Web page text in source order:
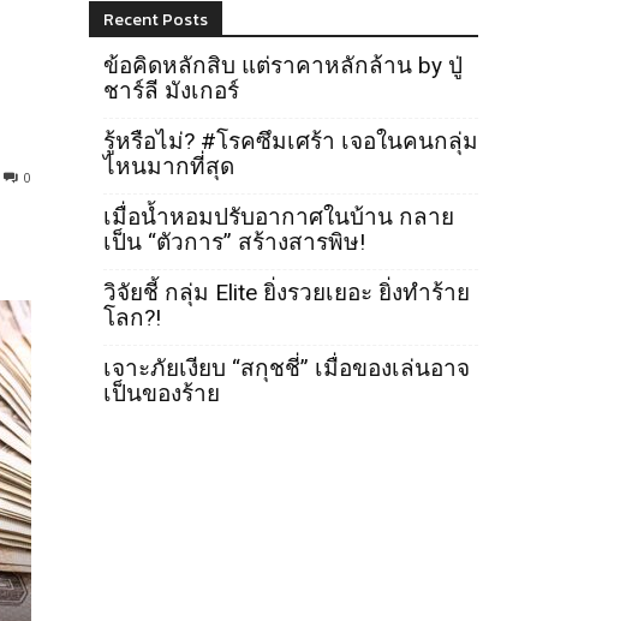
0
Recent Posts
ข้อคิดหลักสิบ แต่ราคาหลักล้าน by ปู่
ชาร์ลี มังเกอร์
รู้หรือไม่? #โรคซึมเศร้า เจอในคนกลุ่ม
ไหนมากที่สุด
เมื่อน้ำหอมปรับอากาศในบ้าน กลาย
เป็น “ตัวการ” สร้างสารพิษ!
วิจัยชี้ กลุ่ม Elite ยิ่งรวยเยอะ ยิ่งทำร้าย
โลก?!
เจาะภัยเงียบ “สกุชชี่” เมื่อของเล่นอาจ
เป็นของร้าย